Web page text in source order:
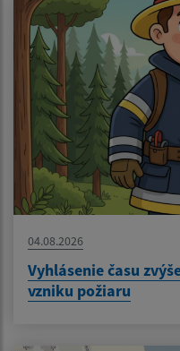
04.08.2026
Vyhlásenie času
vzniku požiaru